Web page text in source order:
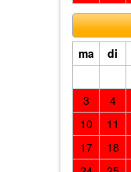
ma
di
3
4
10
11
17
18